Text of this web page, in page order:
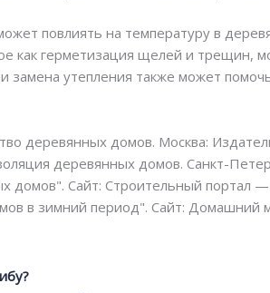
повлиять на температуру в
как герметизация щелей и трещин,
и замена утепления также может
деревянных домов. Москва:
деревянных домов. Санкт-
домов". Сайт: Строительный портал
в зимний период". Сайт: Домашний